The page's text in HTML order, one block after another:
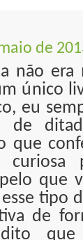
de
não
único
eu
de
que
curiosa
que
tipo
de